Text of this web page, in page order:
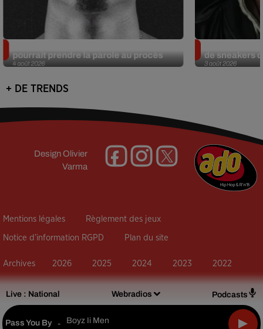
Live : National Webradios Podcasts
Pass You By - Boyz Ii Men
4 août 2026
pourrait prendre la parole au procès
3 août 2026
de sneakers
+ DE TRENDS
Design Olivier
Varma
Mentions légales Règlement des jeux
Notice d’information RGPD Plan du site
Archives 2026 2025 2024 2023 2022